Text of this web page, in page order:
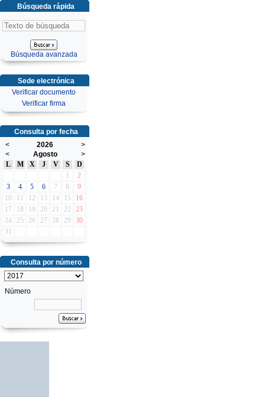
Búsqueda rápida
Búsqueda avanzada
Sede electrónica
Verificar documento
Verificar firma
Consulta por fecha
<
2026
>
<
Agosto
>
L
M X J V S
D
1
2
3
4 5 6 7 8
9
10
11 12 13 14 15
16
17
18 19 20 21 22
23
24
25 26 27 28 29 30
31
Consulta por número
Número